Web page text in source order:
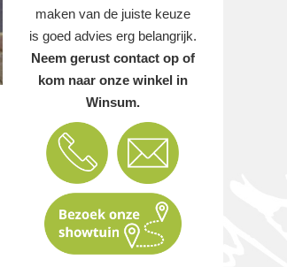
maken van de juiste keuze
is goed advies erg belangrijk.
Neem gerust contact op of
kom naar onze winkel in
Winsum.